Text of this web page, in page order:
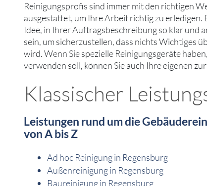
Reinigungsprofis sind immer mit den richtigen
ausgestattet, um Ihre Arbeit richtig zu erledigen.
Idee, in Ihrer Auftragsbeschreibung so klar und
sein, um sicherzustellen, dass nichts Wichtiges
wird. Wenn Sie spezielle Reinigungsgeräte
verwenden soll, können Sie auch Ihre eigenen
Klassischer
Leistungen rund um die
von A bis Z
Ad hoc Reinigung in Regensburg
Außenreinigung in Regensburg
Baureinigung in Regensburg